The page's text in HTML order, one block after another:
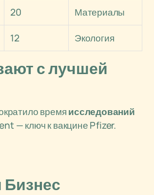
20 Материалы
12 Экология
с лучшей
времяисследований
— ключ к вакцине Pfizer.
Бизнес